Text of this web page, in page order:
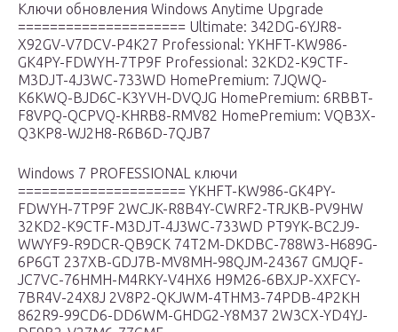
Ключи обновления Windows Anytime Upgrade
===================== Ultimate: 342DG-6YJR8-
X92GV-V7DCV-P4K27 Professional: YKHFT-KW986-
GK4PY-FDWYH-7TP9F Professional: 32KD2-K9CTF-
M3DJT-4J3WC-733WD HomePremium: 7JQWQ-
K6KWQ-BJD6C-K3YVH-DVQJG HomePremium: 6RBBT-
F8VPQ-QCPVQ-KHRB8-RMV82 HomePremium: VQB3X-
Q3KP8-WJ2H8-R6B6D-7QJB7
Windows 7 PROFESSIONAL ключи
===================== YKHFT-KW986-GK4PY-
FDWYH-7TP9F 2WCJK-R8B4Y-CWRF2-TRJKB-PV9HW
32KD2-K9CTF-M3DJT-4J3WC-733WD PT9YK-BC2J9-
WWYF9-R9DCR-QB9CK 74T2M-DKDBC-788W3-H689G-
6P6GT 237XB-GDJ7B-MV8MH-98QJM-24367 GMJQF-
JC7VC-76HMH-M4RKY-V4HX6 H9M26-6BXJP-XXFCY-
7BR4V-24X8J 2V8P2-QKJWM-4THM3-74PDB-4P2KH
862R9-99CD6-DD6WM-GHDG2-Y8M37 2W3CX-YD4YJ-